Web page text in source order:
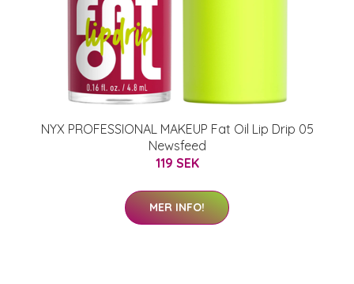
NYX PROFESSIONAL MAKEUP Fat Oil Lip Drip 05
Newsfeed
119 SEK
MER INFO!